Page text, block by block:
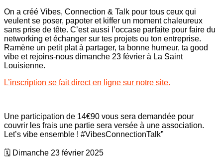
On a créé Vibes, Connection & Talk pour tous ceux qui
veulent se poser, papoter et kiffer un moment chaleureux
sans prise de tête. C’est aussi l’occase parfaite pour faire du
networking et échanger sur tes projets ou ton entreprise.
Ramène un petit plat à partager, ta bonne humeur, ta good
vibe et rejoins-nous dimanche 23 février à La Saint
Louisienne.
L’inscription se fait direct en ligne sur notre site.
Une participation de 14€90 vous sera demandée pour
couvrir les frais une partie sera versée à une association.
Let’s vibe ensemble ! #VibesConnectionTalk”
🗓️ Dimanche 23 février 2025